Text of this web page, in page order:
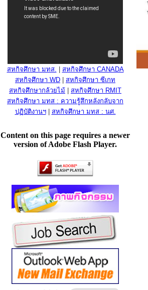
สหกิจศึกษา มทส.
สหกิจศึกษา CANADA
สหกิจศึกษา WD
สหกิจศึกษา ซีเกท
สหกิจศึกษากล้วยไม้
สหกิจศึกษา RMIT
สหกิจศึกษา มทส : ความรู้สึกหลังกลับจาก
ปฏิบัติงานฯ| สหกิจศึกษา มทส : นศ.
Content on this page requires a newer
version of Adobe Flash Player.